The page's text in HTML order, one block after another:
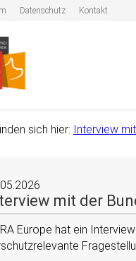
Datenschutz Kontakt
sich hier: Interview
mit der
Europe hat ein